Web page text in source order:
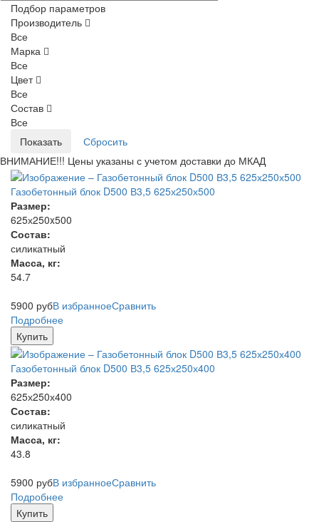
Подбор параметров
Производитель
Все
Марка
Все
Цвет
Все
Состав
Все
ВНИМАНИЕ!!! Цены указаны с учетом доставки до МКАД
Газобетонный блок D500 В3,5 625х250х500
Размер:
625х250x500
Состав:
силикатный
Масса, кг:
54.7
5900 рубВ избранноеСравнить
Подробнее
Купить
Газобетонный блок D500 В3,5 625х250х400
Размер:
625х250х400
Состав:
силикатный
Масса, кг:
43.8
5900 рубВ избранноеСравнить
Подробнее
Купить